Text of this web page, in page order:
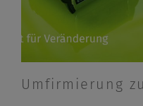
Umfirmierung